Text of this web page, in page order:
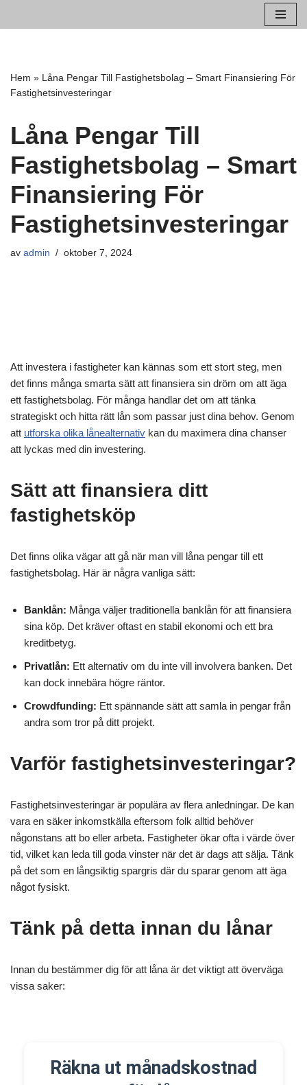
Hem » Låna Pengar Till Fastighetsbolag – Smart Finansiering För
Fastighetsinvesteringar
Låna Pengar Till
Fastighetsbolag – Smart
Finansiering För
Fastighetsinvesteringar
av admin oktober 7, 2024
Att investera i fastigheter kan kännas som ett stort steg, men
det finns många smarta sätt att finansiera sin dröm om att äga
ett fastighetsbolag. För många handlar det om att tänka
strategiskt och hitta rätt lån som passar just dina behov. Genom
att utforska olika lånealternativ kan du maximera dina chanser
att lyckas med din investering.
Sätt att finansiera ditt
fastighetsköp
Det finns olika vägar att gå när man vill låna pengar till ett
fastighetsbolag. Här är några vanliga sätt:
Banklån: Många väljer traditionella banklån för att finansiera
sina köp. Det kräver oftast en stabil ekonomi och ett bra
kreditbetyg.
Privatlån: Ett alternativ om du inte vill involvera banken. Det
kan dock innebära högre räntor.
Crowdfunding: Ett spännande sätt att samla in pengar från
andra som tror på ditt projekt.
Varför fastighetsinvesteringar?
Fastighetsinvesteringar är populära av flera anledningar. De kan
vara en säker inkomstkälla eftersom folk alltid behöver
någonstans att bo eller arbeta. Fastigheter ökar ofta i värde över
tid, vilket kan leda till goda vinster när det är dags att sälja. Tänk
på det som en långsiktig spargris där du sparar genom att äga
något fysiskt.
Tänk på detta innan du lånar
Innan du bestämmer dig för att låna är det viktigt att överväga
vissa saker:
Räkna ut månadskostnad